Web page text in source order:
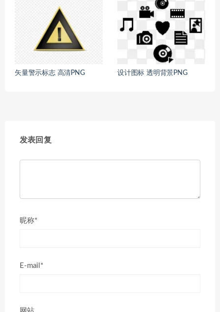
矢量警示标志 高清PNG 设计图标 透明背景PNG
发表回复
昵称*
E-mail*